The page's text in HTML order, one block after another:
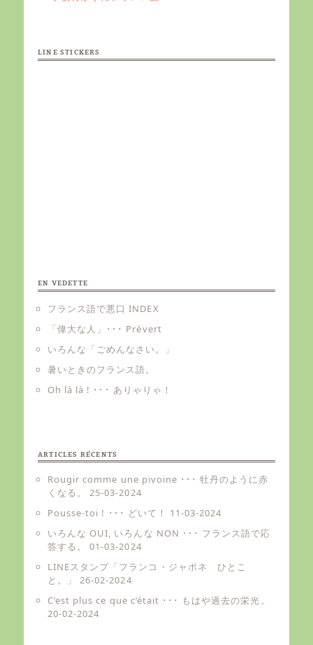
LINE STICKERS
EN VEDETTE
フランス語で悪口 INDEX
「偉大な人」･･･ Prévert
いろんな「ごめんなさい。」
暑いときのフランス語。
Oh là là ! ･･･ ありゃりゃ！
ARTICLES RÉCENTS
Rougir comme une pivoine ･･･ 牡丹のように赤
くなる。
25-03-2024
Pousse-toi ! ･･･ どいて！
11-03-2024
いろんな OUI, いろんな NON ･･･ フランス語で応
答する。
01-03-2024
LINEスタンプ「フランコ・ジャポネ ひとこ
と。」
26-02-2024
C’est plus ce que c’était ･･･ もはや過去の栄光。
20-02-2024